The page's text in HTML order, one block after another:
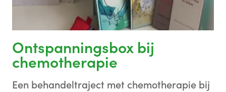
Ontspanningsbox bij
chemotherapie
Een behandeltraject met chemotherapie bij